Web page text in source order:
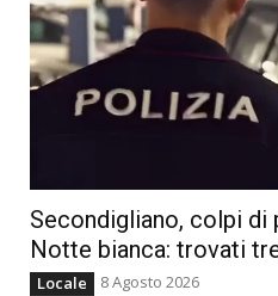
Secondigliano, colpi di
Notte bianca: trovati
Locale 8 Agosto 2026